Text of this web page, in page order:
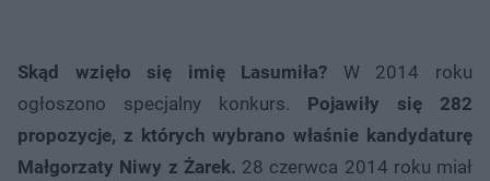
Skąd wzięło się imię Lasumiła? W 2014 roku
ogłoszono specjalny konkurs. Pojawiły się 282
propozycje, z których wybrano właśnie kandydaturę
Małgorzaty Niwy z Żarek. 28 czerwca 2014 roku miał